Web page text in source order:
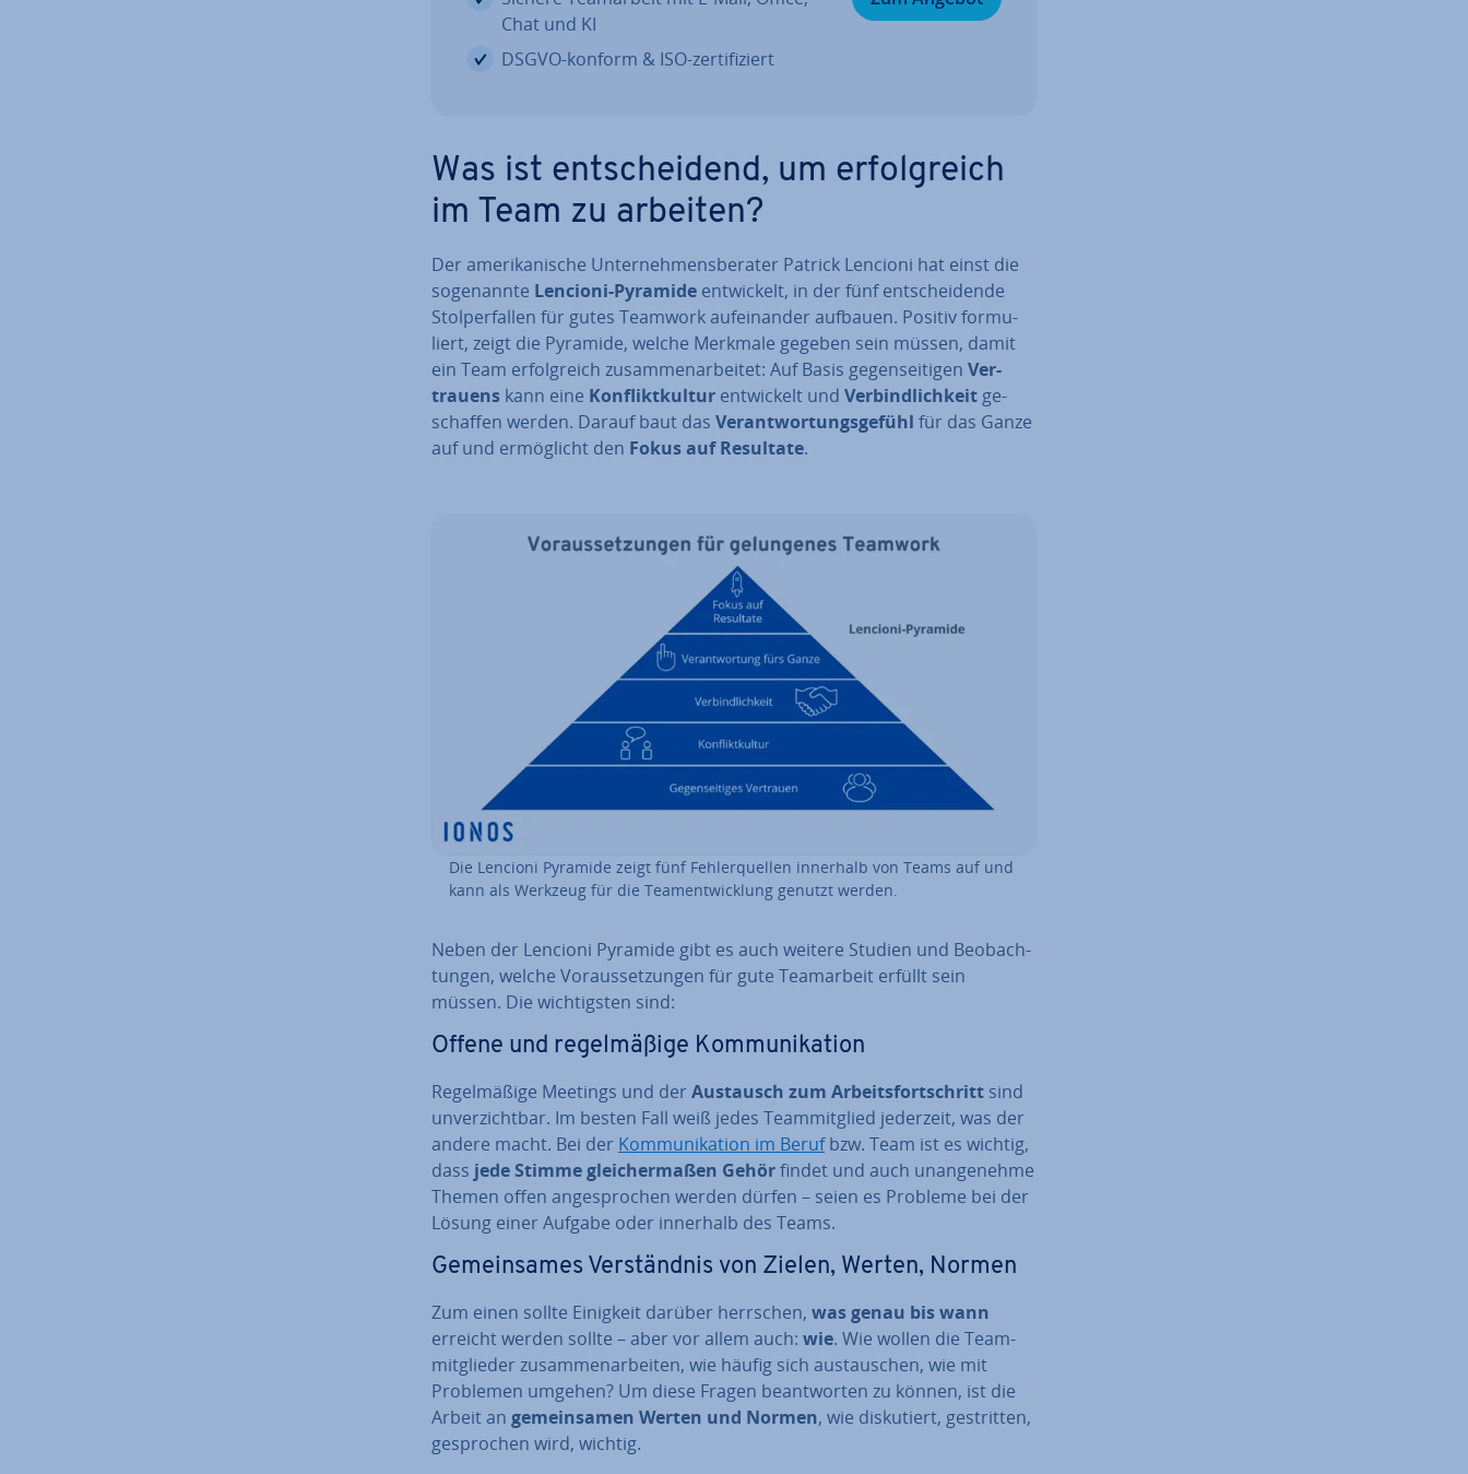
Chat und KI
DSGVO-konform & ISO-zer­ti­fi­ziert
Was ist ent­schei­dend, um er­folg­reich
im Team zu arbeiten?
Der ame­ri­ka­ni­sche Un­ter­neh­mens­be­ra­ter Patrick Lencioni hat einst die
so­ge­nann­te Lencioni-Pyramide ent­wi­ckelt, in der fünf ent­schei­den­de
Stol­per­fal­len für gutes Teamwork auf­ein­an­der aufbauen. Positiv for­mu­
liert, zeigt die Pyramide, welche Merkmale gegeben sein müssen, damit
ein Team er­folg­reich zu­sam­men­ar­bei­tet: Auf Basis ge­gen­sei­ti­gen Ver­
trau­ens kann eine Kon­flikt­kul­tur ent­wi­ckelt und Ver­bind­lich­keit ge­
schaf­fen werden. Darauf baut das Ver­ant­wor­tungs­ge­fühl für das Ganze
auf und er­mög­licht den Fokus auf Resultate.
Die Lencioni Pyramide zeigt fünf Feh­ler­quel­len innerhalb von Teams auf und
kann als Werkzeug für die Team­ent­wick­lung genutzt werden.
Neben der Lencioni Pyramide gibt es auch weitere Studien und Be­ob­ach­
tun­gen, welche Vor­aus­set­zun­gen für gute Team­ar­beit erfüllt sein
müssen. Die wich­tigs­ten sind:
Offene und re­gel­mä­ßi­ge Kom­mu­ni­ka­ti­on
Re­gel­mä­ßi­ge Meetings und der Austausch zum Ar­beits­fort­schritt sind
un­ver­zicht­bar. Im besten Fall weiß jedes Team­mit­glied jederzeit, was der
andere macht. Bei der Kom­mu­ni­ka­ti­on im Berufbzw. Team ist es wichtig,
dass jede Stimme glei­cher­ma­ßen Gehörfindet und auch un­an­ge­neh­me
Themen offen an­ge­spro­chen werden dürfen – seien es Probleme bei der
Lösung einer Aufgabe oder innerhalb des Teams.
Ge­mein­sa­mes Ver­ständ­nis von Zielen, Werten, Normen
Zum einen sollte Einigkeit darüber herrschen, was genau bis wann
erreicht werden sollte – aber vor allem auch: wie. Wie wollen die Team­
mit­glie­der zu­sam­men­ar­bei­ten, wie häufig sich aus­tau­schen, wie mit
Problemen umgehen? Um diese Fragen be­ant­wor­ten zu können, ist die
Arbeit an ge­mein­sa­men Werten und Normen, wie dis­ku­tiert, ge­strit­ten,
ge­spro­chen wird, wichtig.